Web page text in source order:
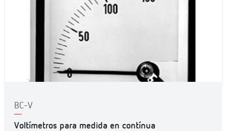
BC-V
Voltímetros para medida en contínua